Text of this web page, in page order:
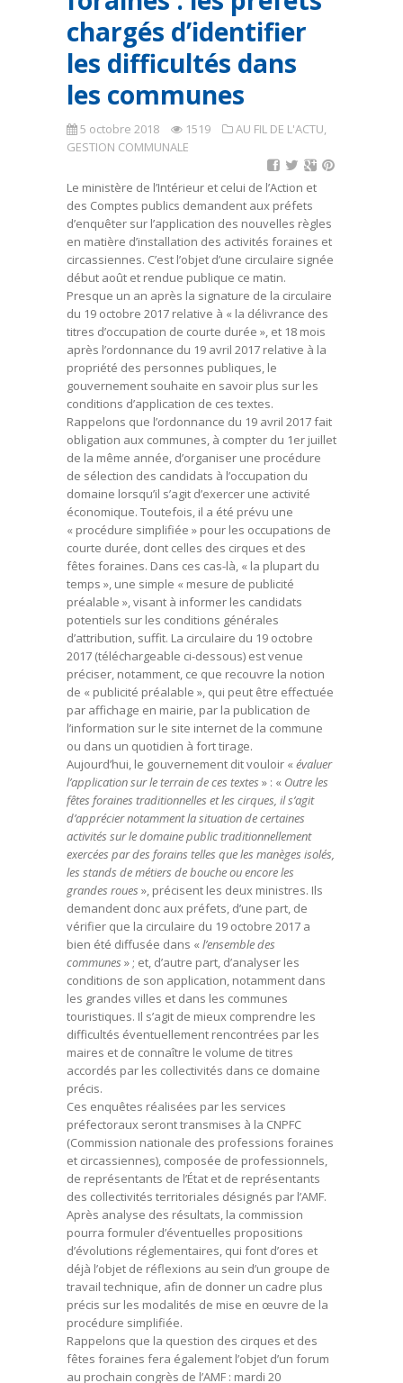
chargés d’identifier
les difficultés dans
les communes
5 octobre 2018 1519 AU FIL DE L'ACTU,
GESTION COMMUNALE
Le ministère de l’Intérieur et celui de l’Action et
des Comptes publics demandent aux préfets
d’enquêter sur l’application des nouvelles règles
en matière d’installation des activités foraines et
circassiennes. C’est l’objet d’une circulaire signée
début août et rendue publique ce matin.
Presque un an après la signature de la circulaire
du 19 octobre 2017 relative à « la délivrance des
titres d’occupation de courte durée », et 18 mois
après l’ordonnance du 19 avril 2017 relative à la
propriété des personnes publiques, le
gouvernement souhaite en savoir plus sur les
conditions d’application de ces textes.
Rappelons que l’ordonnance du 19 avril 2017 fait
obligation aux communes, à compter du 1er juillet
de la même année, d’organiser une procédure
de sélection des candidats à l’occupation du
domaine lorsqu’il s’agit d’exercer une activité
économique. Toutefois, il a été prévu une
« procédure simplifiée » pour les occupations de
courte durée, dont celles des cirques et des
fêtes foraines. Dans ces cas-là, « la plupart du
temps », une simple « mesure de publicité
préalable », visant à informer les candidats
potentiels sur les conditions générales
d’attribution, suffit. La circulaire du 19 octobre
2017 (téléchargeable ci-dessous) est venue
préciser, notamment, ce que recouvre la notion
de « publicité préalable », qui peut être effectuée
par affichage en mairie, par la publication de
l’information sur le site internet de la commune
ou dans un quotidien à fort tirage.
Aujourd’hui, le gouvernement dit vouloir « évaluer
l’application sur le terrain de ces textes » : « Outre les
fêtes foraines traditionnelles et les cirques, il s’agit
d’apprécier notamment la situation de certaines
activités sur le domaine public traditionnellement
exercées par des forains telles que les manèges isolés,
les stands de métiers de bouche ou encore les
grandes roues », précisent les deux ministres. Ils
demandent donc aux préfets, d’une part, de
vérifier que la circulaire du 19 octobre 2017 a
bien été diffusée dans « l’ensemble des
communes » ; et, d’autre part, d’analyser les
conditions de son application, notamment dans
les grandes villes et dans les communes
touristiques. Il s’agit de mieux comprendre les
difficultés éventuellement rencontrées par les
maires et de connaître le volume de titres
accordés par les collectivités dans ce domaine
précis.
Ces enquêtes réalisées par les services
préfectoraux seront transmises à la CNPFC
(Commission nationale des professions foraines
et circassiennes), composée de professionnels,
de représentants de l’État et de représentants
des collectivités territoriales désignés par l’AMF.
Après analyse des résultats, la commission
pourra formuler d’éventuelles propositions
d’évolutions réglementaires, qui font d’ores et
déjà l’objet de réflexions au sein d’un groupe de
travail technique, afin de donner un cadre plus
précis sur les modalités de mise en œuvre de la
procédure simplifiée.
Rappelons que la question des cirques et des
fêtes foraines fera également l’objet d’un forum
au prochain congrès de l’AMF : mardi 20